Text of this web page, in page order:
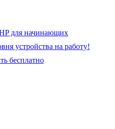
для начинающих
устройства на работу!
бесплатно